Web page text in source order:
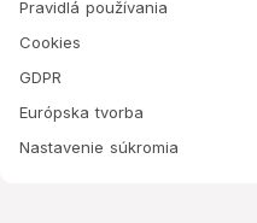
Pravidlá používania
Cookies
GDPR
Európska tvorba
Nastavenie súkromia